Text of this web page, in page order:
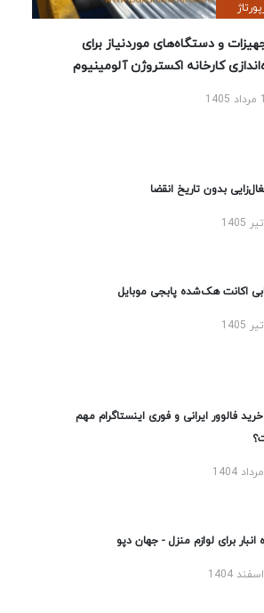
و دستگاه‌های موردنیاز برای
کارخانه اکستروژن آلومینیوم
بدون تاریخ انقضا
اکانت هک‌شده پابجی موبایل
فالوور ایرانی و فوری اینستاگرام مهم
انبار برای لوازم منزل - جهان دپو